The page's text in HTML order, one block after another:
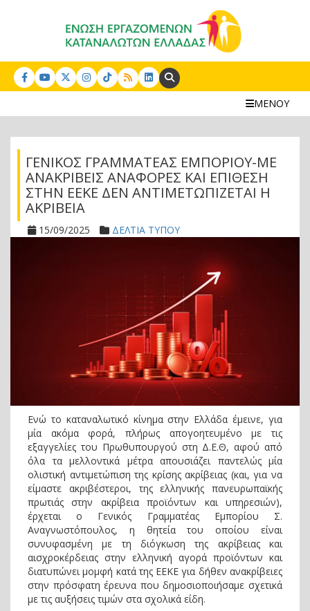
Search:
ΜΕΝΟΥ
ΓΕΝΙΚΟΣ ΓΡΑΜΜΑΤΕΑΣ ΕΜΠΟΡΙΟΥ-ΜΕ
ΑΝΑΚΡΙΒΕΙΣ ΑΝΑΦΟΡΕΣ ΚΑΙ ΕΠΙΘΕΣΗ
ΣΤΗΝ ΕΕΚΕ ΔΕΝ ΑΝΤΙΜΕΤΩΠΙΖΕΤΑΙ Η
ΑΚΡΙΒΕΙΑ
15/09/2025 ΔΕΛΤΙΑ ΤΥΠΟΥ
Ενώ το καταναλωτικό κίνημα στην Ελλάδα έμεινε, για
μία ακόμα φορά, πλήρως απογοητευμένο με τις
εξαγγελίες του Πρωθυπουργού στη Δ.Ε.Θ, αφού από
όλα τα μελλοντικά μέτρα απουσιάζει παντελώς μία
ολιστική αντιμετώπιση της κρίσης ακρίβειας (και, για να
είμαστε ακριβέστεροι, της ελληνικής πανευρωπαϊκής
πρωτιάς στην ακρίβεια προϊόντων και υπηρεσιών),
έρχεται ο Γενικός Γραμματέας Εμπορίου Σ.
Αναγνωστόπουλος, η θητεία του οποίου είναι
συνυφασμένη με τη διόγκωση της ακρίβειας και
αισχροκέρδειας στην ελληνική αγορά προϊόντων και
διατυπώνει μομφή κατά της ΕΕΚΕ για δήθεν ανακρίβειες
στην πρόσφατη έρευνα που δημοσιοποιήσαμε σχετικά
με τις αυξήσεις τιμών στα σχολικά είδη.